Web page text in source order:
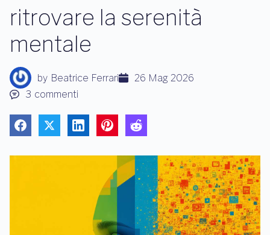
n
t
o
ritrovare la serenità
mentale
by Beatrice Ferrari
26 Mag 2026
3 commenti